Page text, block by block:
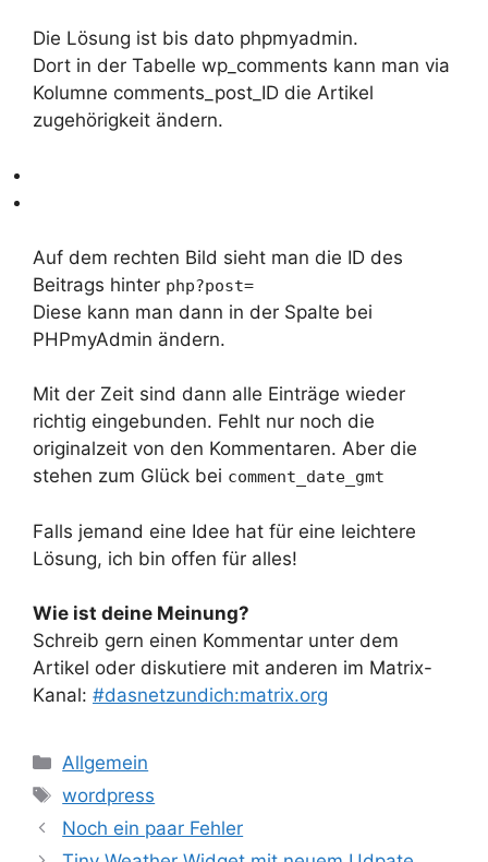
Die Lösung ist bis dato phpmyadmin.
Dort in der Tabelle wp_comments kann man via
Kolumne comments_post_ID die Artikel
zugehörigkeit ändern.
Auf dem rechten Bild sieht man die ID des
Beitrags hinter php?post=
Diese kann man dann in der Spalte bei
PHPmyAdmin ändern.
Mit der Zeit sind dann alle Einträge wieder
richtig eingebunden. Fehlt nur noch die
originalzeit von den Kommentaren. Aber die
stehen zum Glück bei comment_date_gmt
Falls jemand eine Idee hat für eine leichtere
Lösung, ich bin offen für alles!
Wie ist deine Meinung?
Schreib gern einen Kommentar unter dem
Artikel oder diskutiere mit anderen im Matrix-
Kanal: #dasnetzundich:matrix.org
Kategorien
Allgemein
Schlagwörter
wordpress
Noch ein paar Fehler